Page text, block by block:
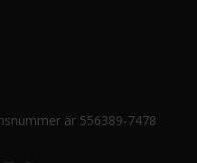
är 556389-7478